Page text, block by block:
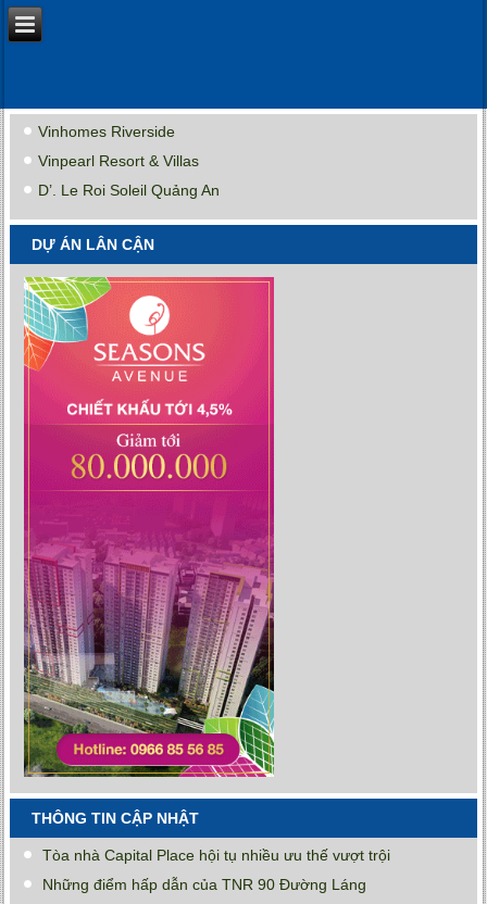
Vinhomes Riverside
Vinpearl Resort & Villas
D’. Le Roi Soleil Quảng An
DỰ ÁN LÂN CẬN
THÔNG TIN CẬP NHẬT
Tòa nhà Capital Place hội tụ nhiều ưu thế vượt trội
Những điểm hấp dẫn của TNR 90 Đường Láng